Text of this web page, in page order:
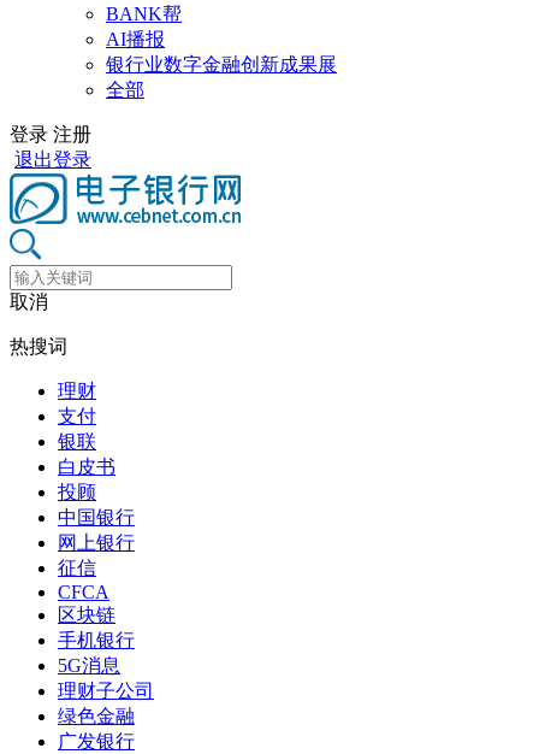
BANK帮
AI播报
银行业数字金融创新成果展
全部
登录 注册
退出登录
取消
热搜词
理财
支付
银联
白皮书
投顾
中国银行
网上银行
征信
CFCA
区块链
手机银行
5G消息
理财子公司
绿色金融
广发银行